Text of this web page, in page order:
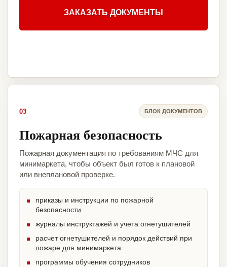
ЗАКАЗАТЬ ДОКУМЕНТЫ
03 БЛОК ДОКУМЕНТОВ
Пожарная безопасность
Пожарная документация по требованиям МЧС для
минимаркета, чтобы объект был готов к плановой
или внеплановой проверке.
приказы и инструкции по пожарной
безопасности
журналы инструктажей и учета огнетушителей
расчет огнетушителей и порядок действий при
пожаре для минимаркета
программы обучения сотрудников